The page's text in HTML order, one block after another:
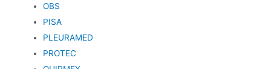
OBS
PISA
PLEURAMED
PROTEC